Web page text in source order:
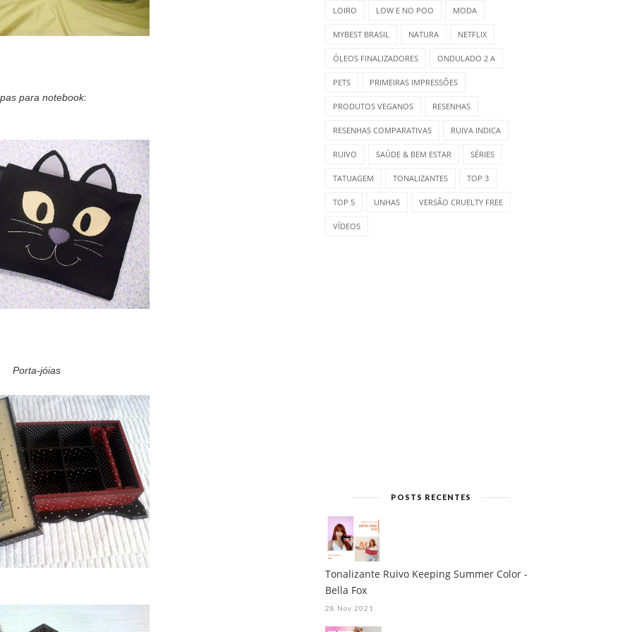
para notebook:
Porta-jóias
LOIRO LOW E NO POO MODA
MYBEST BRASIL NATURA NETFLIX
ÓLEOS FINALIZADORES ONDULADO 2 A
PETS PRIMEIRAS IMPRESSÕES
PRODUTOS VEGANOS RESENHAS
RESENHAS COMPARATIVAS RUIVA INDICA
RUIVO SAÚDE & BEM ESTAR SÉRIES
TATUAGEM TONALIZANTES TOP 3
TOP 5 UNHAS VERSÃO CRUELTY FREE
VÍDEOS
POSTS RECENTES
Tonalizante Ruivo Keeping Summer Color -
Bella Fox
28 Nov 2021